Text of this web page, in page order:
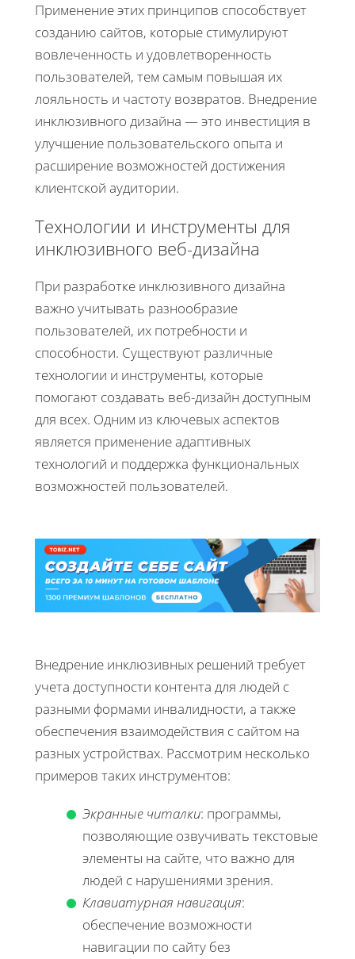
Применение этих принципов способствует
созданию сайтов, которые стимулируют
вовлеченность и удовлетворенность
пользователей, тем самым повышая их
лояльность и частоту возвратов. Внедрение
инклюзивного дизайна — это инвестиция в
улучшение пользовательского опыта и
расширение возможностей достижения
клиентской аудитории.
Технологии и инструменты для
инклюзивного веб-дизайна
При разработке инклюзивного дизайна
важно учитывать разнообразие
пользователей, их потребности и
способности. Существуют различные
технологии и инструменты, которые
помогают создавать веб-дизайн доступным
для всех. Одним из ключевых аспектов
является применение адаптивных
технологий и поддержка функциональных
возможностей пользователей.
Внедрение инклюзивных решений требует
учета доступности контента для людей с
разными формами инвалидности, а также
обеспечения взаимодействия с сайтом на
разных устройствах. Рассмотрим несколько
примеров таких инструментов:
Экранные читалки: программы,
позволяющие озвучивать текстовые
элементы на сайте, что важно для
людей с нарушениями зрения.
Клавиатурная навигация:
обеспечение возможности
навигации по сайту без